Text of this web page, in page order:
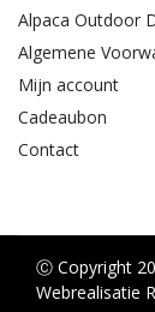
Alpaca Outdoor
Algemene
Mijn account
Cadeaubon
Contact
Ⓒ Copyright
Webrealisatie